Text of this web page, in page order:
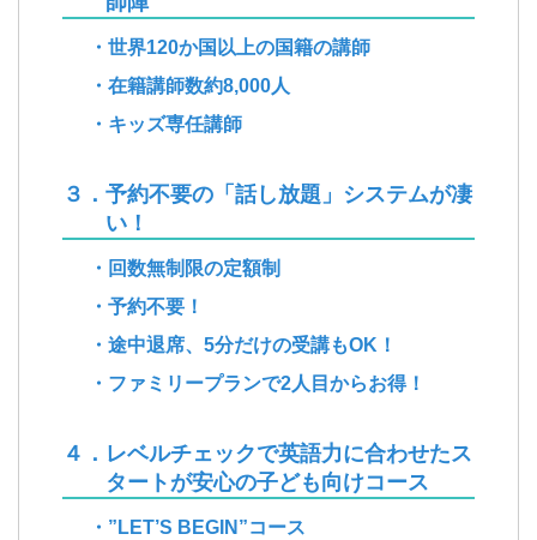
・世界120か国以上の国籍の講師
・在籍講師数約8,000人
・キッズ専任講師
３．予約不要の「話し放題」システムが凄
い！
・回数無制限の定額制
・予約不要！
・途中退席、5分だけの受講もOK！
・ファミリープランで2人目からお得！
４．レベルチェックで英語力に合わせたス
タートが安心の子ども向けコース
・”LET’S BEGIN”コース